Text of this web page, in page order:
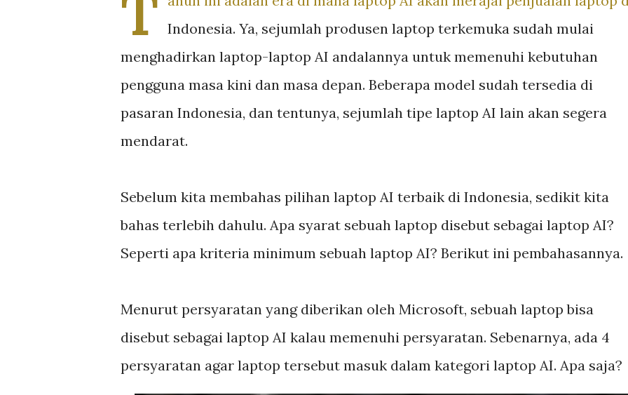
T
Indonesia. Ya, sejumlah produsen laptop terkemuka sudah mulai
menghadirkan laptop-laptop AI andalannya untuk memenuhi kebutuhan
pengguna masa kini dan masa depan. Beberapa model sudah tersedia di
pasaran Indonesia, dan tentunya, sejumlah tipe laptop AI lain akan segera
mendarat.
Sebelum kita membahas pilihan laptop AI terbaik di Indonesia, sedikit kita
bahas terlebih dahulu. Apa syarat sebuah laptop disebut sebagai laptop AI?
Seperti apa kriteria minimum sebuah laptop AI? Berikut ini pembahasannya.
Menurut persyaratan yang diberikan oleh Microsoft, sebuah laptop bisa
disebut sebagai laptop AI kalau memenuhi persyaratan. Sebenarnya, ada 4
persyaratan agar laptop tersebut masuk dalam kategori laptop AI. Apa saja?